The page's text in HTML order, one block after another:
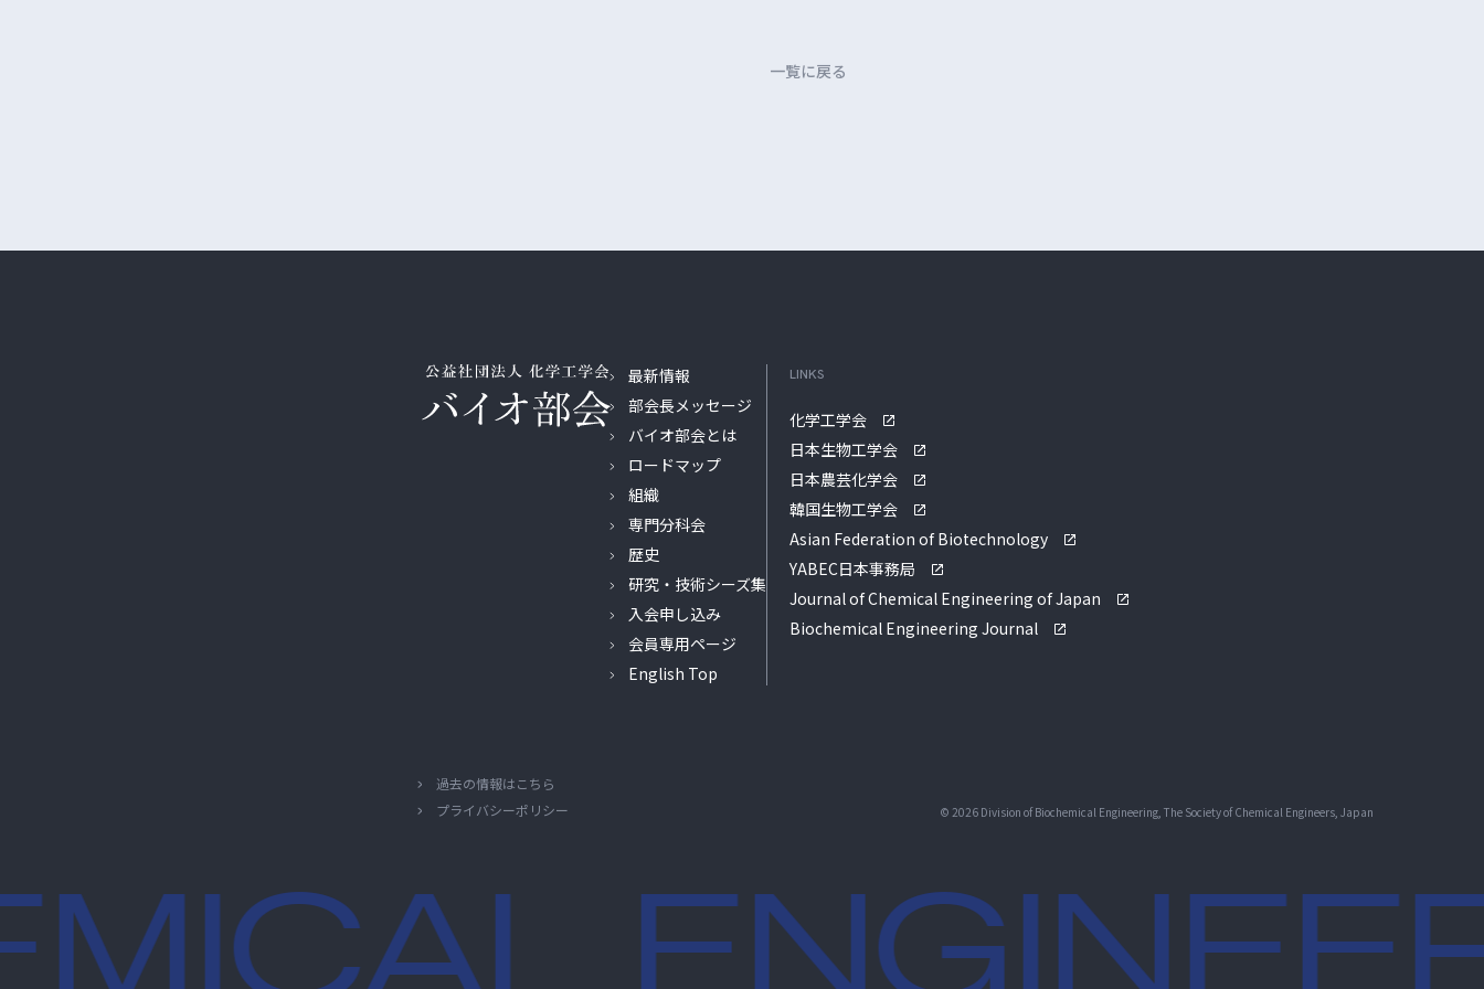
一覧に戻る
最新情報
部会長メッセージ
バイオ部会とは
ロードマップ
組織
専門分科会
歴史
研究・技術シーズ集
入会申し込み
会員専用ページ
English Top
LINKS
化学工学会
日本生物工学会
日本農芸化学会
韓国生物工学会
Asian Federation of Biotechnology
YABEC日本事務局
Journal of Chemical Engineering of Japan
Biochemical Engineering Journal
過去の情報はこちら
プライバシーポリシー
© 2026 Division of Biochemical Engineering, The Society of Chemical Engineers, Japan